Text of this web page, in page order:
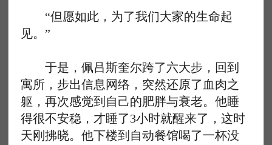
“但愿如此，为了我们大家的生命起
见。”
于是，佩吕斯奎尔跨了六大步，回到
寓所，步出信息网络，突然还原了血肉之
躯，再次感觉到自己的肥胖与衰老。他睡
得很不安稳，才睡了3小时就醒来了，这时
天刚拂晓。他下楼到自动餐馆喝了一杯没